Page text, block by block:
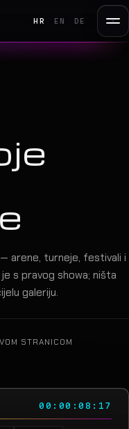
HR EN DE
arene, turneje, festivali i
s pravog showa; ništa
galeriju.
STRANICOM
00:00:12:09